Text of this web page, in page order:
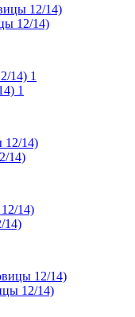
12/14)
1
14)
14)
12/14)